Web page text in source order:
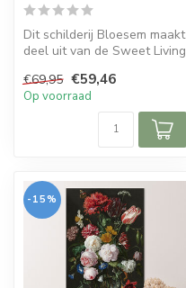
Dit schilderij Bloesem maakt
deel uit van de Sweet Living
€69,95 €59,46
Op voorraad
-15%